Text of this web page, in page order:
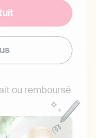
ou remboursé